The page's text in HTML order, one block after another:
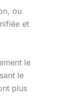
ou
et
le
le
plus